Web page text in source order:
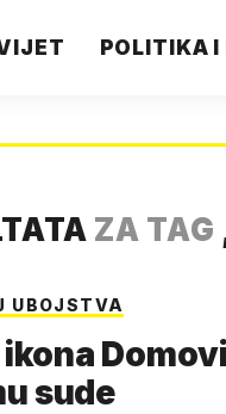
POLITIKA I
ZA TAG
UBOJSTVA
ikona
sude